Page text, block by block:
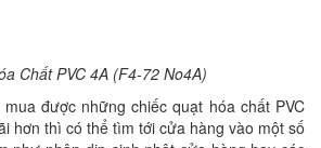
Chất PVC 4A (F4-72 No4A)
được những chiếc quạt hóa chất PVC
hơn thì có thể tìm tới cửa hàng vào một số